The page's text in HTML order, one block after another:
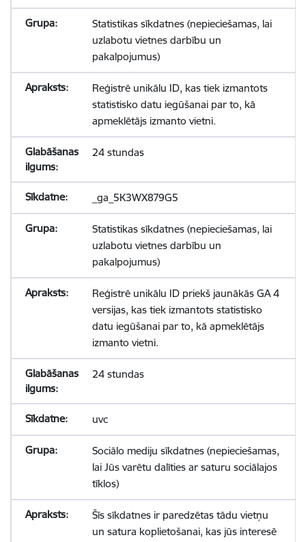
Statistikas sīkdatnes (nepieciešamas, lai
uzlabotu vietnes darbību un
pakalpojumus)
Reģistrē unikālu ID, kas tiek izmantots
statistisko datu iegūšanai par to, kā
apmeklētājs izmanto vietni.
24 stundas
_ga_5K3WX879G5
Statistikas sīkdatnes (nepieciešamas, lai
uzlabotu vietnes darbību un
pakalpojumus)
Reģistrē unikālu ID priekš jaunākās GA 4
versijas, kas tiek izmantots statistisko
datu iegūšanai par to, kā apmeklētājs
izmanto vietni.
24 stundas
uvc
Sociālo mediju sīkdatnes (nepieciešamas,
lai Jūs varētu dalīties ar saturu sociālajos
tīklos)
Šīs sīkdatnes ir paredzētas tādu vietņu
un satura koplietošanai, kas jūs interesē